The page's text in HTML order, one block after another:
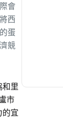
會
西
蛋
競
和里
市
的宜